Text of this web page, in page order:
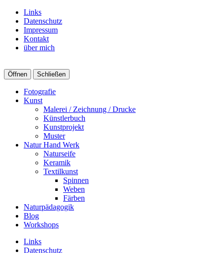
Links
Datenschutz
Impressum
Kontakt
über mich
Öffnen Schließen
Fotografie
Kunst
Malerei / Zeichnung / Drucke
Künstlerbuch
Kunstprojekt
Muster
Natur Hand Werk
Naturseife
Keramik
Textilkunst
Spinnen
Weben
Färben
Naturpädagogik
Blog
Workshops
Links
Datenschutz